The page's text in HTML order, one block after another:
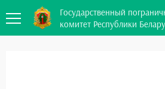
Государственный
комитет Республики